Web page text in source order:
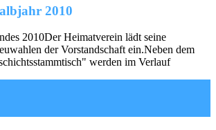
2010
2010Der Heimatverein lädt seine
der Vorstandschaft ein.Neben dem
werden im Verlauf